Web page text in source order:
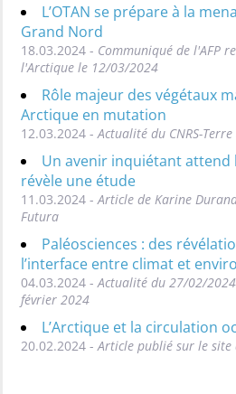
L’OTAN se prépare à la
Grand Nord
18.03.2024 - Communiqué de l'AFP
l'Arctique le 12/03/2024
Rôle majeur des végétaux
Arctique en mutation
12.03.2024 - Actualité du CNRS-
Un avenir inquiétant attend
révèle une étude
11.03.2024 - Article de Karine
Futura
Paléosciences : des
l’interface entre climat et
04.03.2024 - Actualité du 27/02/
février 2024
L’Arctique et la circulation
20.02.2024 - Article publié sur le site